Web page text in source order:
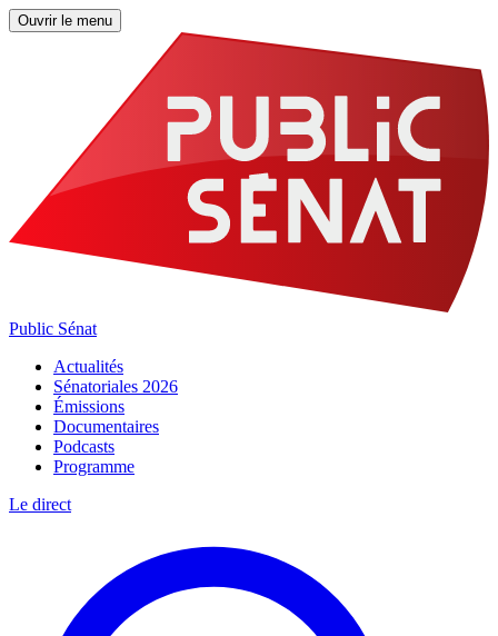
Ouvrir le menu
Public Sénat
Actualités
Sénatoriales 2026
Émissions
Documentaires
Podcasts
Programme
Le direct